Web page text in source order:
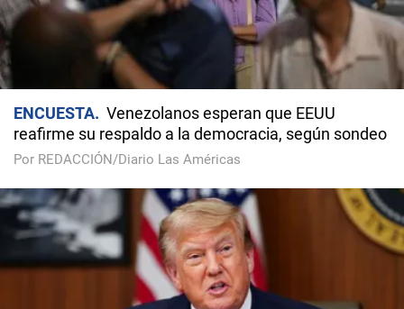
ENCUESTA
Venezolanos esperan que EEUU
reafirme su respaldo a la democracia, según sondeo
Por REDACCIÓN/Diario Las Américas